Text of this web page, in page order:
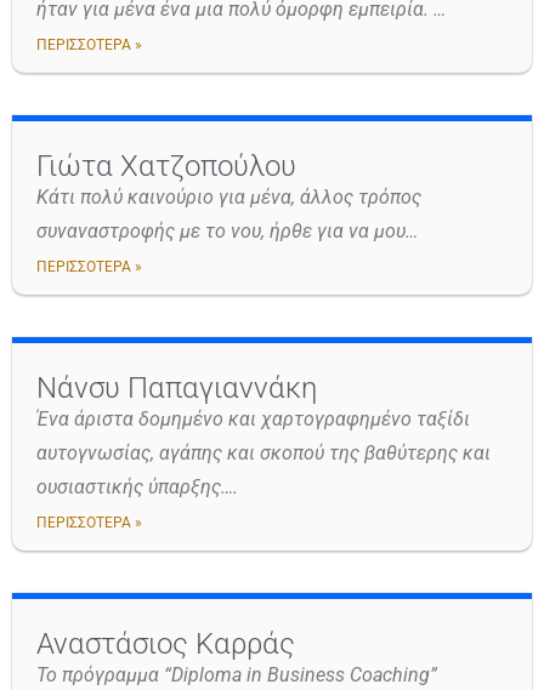
ήταν για μένα ένα μια πολύ όμορφη εμπειρία. …
ΠΕΡΙΣΣΟΤΕΡΑ »
Γιώτα Χατζοπούλου
Κάτι πολύ καινούριο για μένα, άλλος τρόπος
συναναστροφής με το νου, ήρθε για να μου…
ΠΕΡΙΣΣΟΤΕΡΑ »
Νάνσυ Παπαγιαννάκη
Ένα άριστα δομημένο και χαρτογραφημένο ταξίδι
αυτογνωσίας, αγάπης και σκοπού της βαθύτερης και
ουσιαστικής ύπαρξης….
ΠΕΡΙΣΣΟΤΕΡΑ »
Αναστάσιος Καρράς
Το πρόγραμμα “Diploma in Business Coaching”